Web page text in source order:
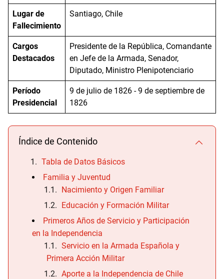
Lugar de
Fallecimiento
Santiago, Chile
Cargos
Destacados
Presidente de la República, Comandante
en Jefe de la Armada, Senador,
Diputado, Ministro Plenipotenciario
Período
Presidencial
9 de julio de 1826 - 9 de septiembre de
1826
Índice de Contenido
Tabla de Datos Básicos
Familia y Juventud
Nacimiento y Origen Familiar
Educación y Formación Militar
Primeros Años de Servicio y Participación
en la Independencia
Servicio en la Armada Española y
Primera Acción Militar
Aporte a la Independencia de Chile